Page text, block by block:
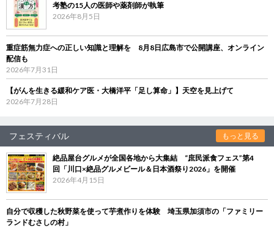
考塾の15人の医師や薬剤師が執筆
2026年8月5日
重症筋無力症への正しい知識と理解を 8月8日広島市で公開講座、オンライン
配信も
2026年7月31日
【がんを生きる緩和ケア医・大橋洋平「足し算命」】天空を見上げて
2026年7月28日
フェスティバル もっと見る
絶品屋台グルメが全国各地から大集結 “庶民派食フェス”第4
回「川口×絶品グルメビール＆日本酒祭り2026」を開催
2026年4月15日
自分で収穫した秋野菜を使って芋煮作りを体験 埼玉県加須市の「ファミリー
ランドむさしの村」